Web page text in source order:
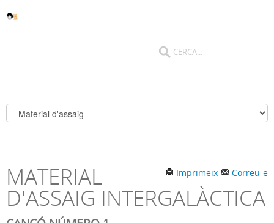
Correu-e
Imprimeix
MATERIAL
D'ASSAIG INTERGALÀCTICA